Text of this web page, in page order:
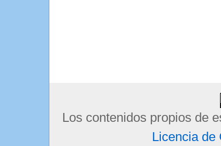
Los contenidos propios de
Licencia de